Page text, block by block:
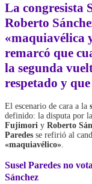
La congresista
Roberto
«maquiavélica
remarcó que
la segunda
respetado y
El escenario de cara a la
definido: la disputa por
Fujimori y Roberto
Paredes se refirió al
«maquiavélico»
Susel Paredes no
Sánchez